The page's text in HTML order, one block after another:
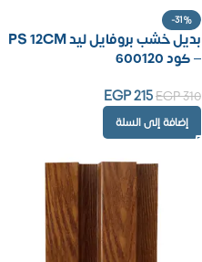
-31%
بديل خشب بروفايل ليد PS 12CM
– كود 600120
EGP310
EGP215
إضافة إلى السلة